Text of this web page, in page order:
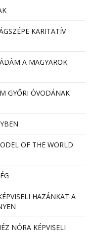
KARITATÍV
A MAGYAROK
GYŐRI ÓVODÁNAK
OF THE WORLD
HAZÁNKAT A
NÓRA KÉPVISELI